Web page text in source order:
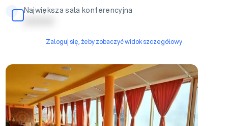
Największa sala konferencyjna
| | | | | | | | | |
Zaloguj się, żeby zobaczyć widok szczegółowy
Sala konferencyjna